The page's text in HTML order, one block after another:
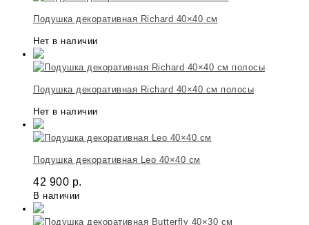
Подушка декоративная Richard 40×40 см
Нет в наличии
Подушка декоративная Richard 40×40 см полосы
Нет в наличии
Подушка декоративная Leo 40×40 см
42 900 р.
В наличии